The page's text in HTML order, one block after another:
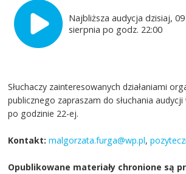
Najbliższa audycja dzisiaj, 09
sierpnia po godz. 22:00
Słuchaczy zainteresowanych działaniami
publicznego zapraszam do słuchania
po godzinie 22-ej.
Kontakt: malgorzata.furga@wp.pl,
Opublikowane materiały chronione są